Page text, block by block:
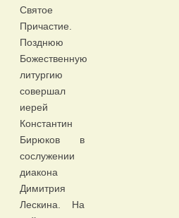
Святое
Причастие.
Позднюю
Божественную
литургию
совершал
иерей
Константин
Бирюков в
сослужении
диакона
Димитрия
Лескина. На